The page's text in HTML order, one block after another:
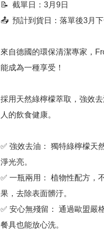
📝  截單日：3月9日
📤  預計到貨日：落單後3月
來自德國的環保清潔專家，
能成為一種享受！
採用天然綠檸檬萃取，強效
人的飲食健康。
✅ 強效去油： 獨特綠檸檬天
淨光亮。
✅ 一瓶兩用： 植物性配方，
果，去除表面髒汙。
✅ 安心無殘留： 通過歐盟嚴
餐具也能放心洗。